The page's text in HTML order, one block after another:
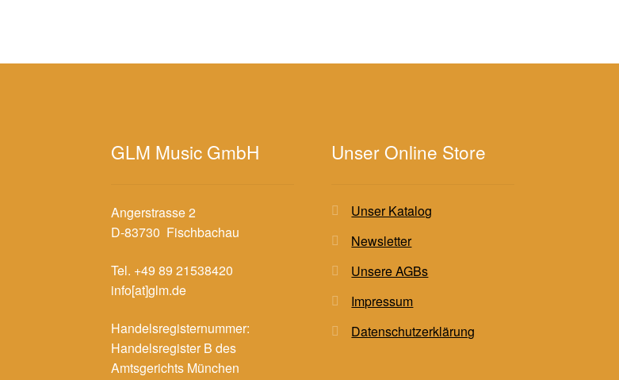
GLM Music GmbH
Angerstrasse 2
D-83730 Fischbachau
Tel. +49 89 21538420
info[at]glm.de
Handelsregisternummer:
Handelsregister B des
Amtsgerichts München
Unser Online Store
Unser Katalog
Newsletter
Unsere AGBs
Impressum
Datenschutzerklärung